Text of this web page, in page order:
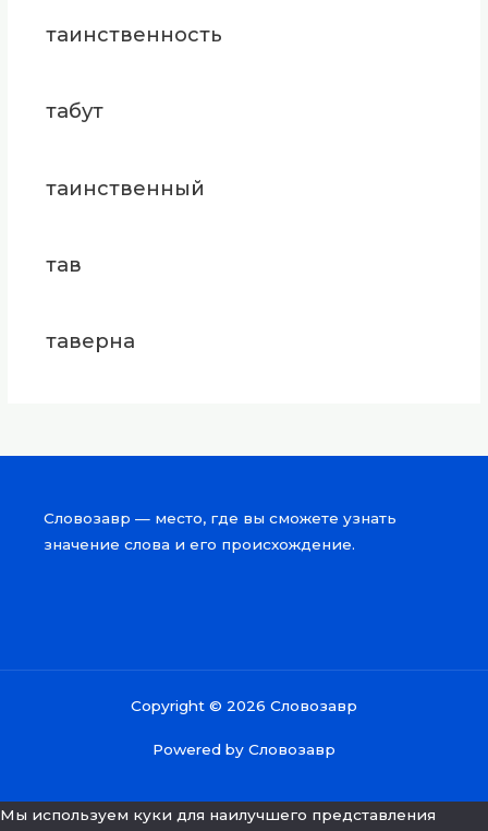
таинственность
табут
таинственный
тав
таверна
Словозавр — место, где вы сможете узнать
значение слова и его происхождение.
Copyright © 2026 Словозавр
Powered by Словозавр
Мы используем куки для наилучшего представления